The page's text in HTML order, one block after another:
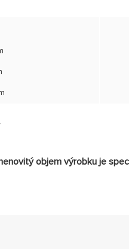
objem výrobku je